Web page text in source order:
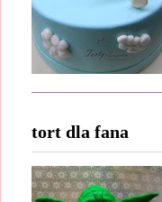
tort dla fana